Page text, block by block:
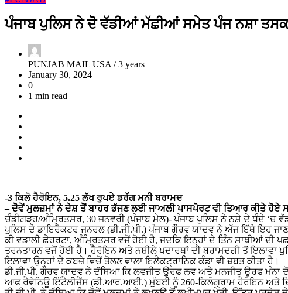
ਪੰਜਾਬ ਪੁਲਿਸ ਨੇ ਦੋ ਵੱਡੀਆਂ ਮੱਛੀਆਂ ਸਮੇਤ ਪੰਜ ਨਸ਼ਾ
PUNJAB MAIL USA /3 years
January 30, 2024
0
1 min read
-3 ਕਿਲੋ ਹੈਰੋਇਨ, 5.25 ਲੱਖ ਰੁਪਏ ਡਰੱਗ ਮਨੀ ਬਰਾਮਦ
– ਦੋਵੇਂ ਮੁਲਜ਼ਮਾਂ ਨੇ ਦੇਸ਼ ਤੋਂ ਬਾਹਰ ਭੱਜਣ ਲਈ ਜਾਅਲੀ ਪਾਸਪੋਰਟ ਵੀ ਤਿਆਰ ਕੀਤੇ ਹੋਏ
ਚੰਡੀਗੜ੍ਹ/ਅੰਮ੍ਰਿਤਸਰ, 30 ਜਨਵਰੀ (ਪੰਜਾਬ ਮੇਲ)- ਪੰਜਾਬ ਪੁਲਿਸ ਨੇ ਨਸ਼ੇ ਦੇ ਧੰਦੇ ‘ਚ
ਪੁਲਿਸ ਦੇ ਡਾਇਰੈਕਟਰ ਜਨਰਲ (ਡੀ.ਜੀ.ਪੀ.) ਪੰਜਾਬ ਗੌਰਵ ਯਾਦਵ ਨੇ ਅੱਜ ਇੱਥੇ ਇਹ
ਕੀ ਵਡਾਲੀ ਛੇਹਰਟਾ, ਅੰਮ੍ਰਿਤਸਰ ਵਜੋਂ ਹੋਈ ਹੈ, ਜਦਕਿ ਇਨ੍ਹਾਂ ਦੇ ਤਿੰਨ ਸਾਥੀਆਂ ਦੀ
ਤਰਨਤਾਰਨ ਵਜੋਂ ਹੋਈ ਹੈ। ਹੈਰੋਇਨ ਅਤੇ ਨਸ਼ੀਲੇ ਪਦਾਰਥਾਂ ਦੀ ਬਰਾਮਦਗੀ ਤੋਂ
ਇਲਾਵਾ ਉਨ੍ਹਾਂ ਦੇ ਕਬਜ਼ੇ ਵਿਚੋਂ ਤੋਲਣ ਵਾਲਾ ਇਲੈਕਟ੍ਰਾਨਿਕ ਕੰਡਾ ਵੀ ਜ਼ਬਤ ਕੀਤਾ ਹੈ।
ਡੀ.ਜੀ.ਪੀ. ਗੌਰਵ ਯਾਦਵ ਨੇ ਦੱਸਿਆ ਕਿ ਲਵਜੀਤ ਉਰਫ ਲਵ ਅਤੇ ਮਨਜੀਤ ਉਰਫ
ਆਫ ਰੈਵੇਨਿਊ ਇੰਟੈਲੀਜੈਂਸ (ਡੀ.ਆਰ.ਆਈ.) ਮੁੰਬਈ ਨੂੰ 260-ਕਿਲੋਗ੍ਰਾਮ ਹੈਰੋਇਨ ਅਤੇ